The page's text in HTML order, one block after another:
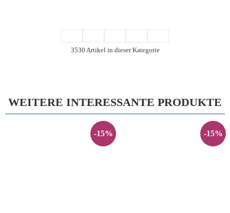
3530 Artikel in dieser Kategorie
WEITERE INTERESSANTE PRODUKTE
-15% -15%